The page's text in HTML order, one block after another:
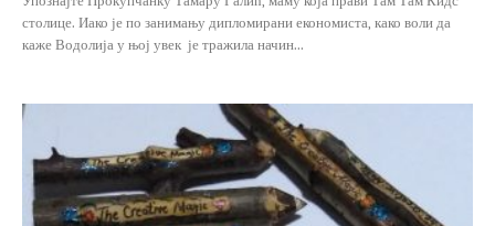
столице. Иако је по занимању дипломирани економиста, како воли да
каже Водолија у њој увек је тражила начин...